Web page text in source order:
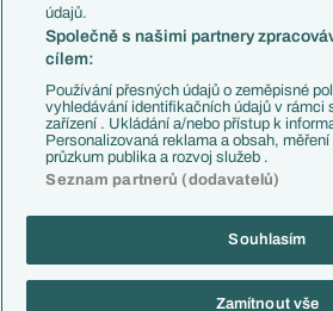
Chelsea FC
Manchester United
AC Milán
Juventus FC
Bayern Mnichov
FC Barcelona
Real Madrid
Copyright © 2001-2026 EuroFotbal.cz. Využíváme
Informace o zpracování
údajů.
Společně s našimi partnery
cílem:
Používání přesných údajů o zeměpisné
vyhledávání identifikačních údajů v
zařízení . Ukládání a/nebo přístup k
Personalizovaná reklama a obsah,
průzkum publika a rozvoj služeb .
Seznam partnerů (dodavatelů)
Souhlasím
Zamítnout vše